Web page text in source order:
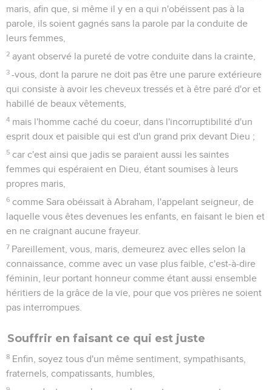
maris, afin que, si même il y en a qui n'obéissent pas à la
parole, ils soient gagnés sans la parole par la conduite de
leurs femmes,
2 ayant observé la pureté de votre conduite dans la crainte,
3 -vous, dont la parure ne doit pas être une parure extérieure
qui consiste à avoir les cheveux tressés et à être paré d'or et
habillé de beaux vêtements,
4 mais l'homme caché du coeur, dans l'incorruptibilité d'un
esprit doux et paisible qui est d'un grand prix devant Dieu ;
5 car c'est ainsi que jadis se paraient aussi les saintes
femmes qui espéraient en Dieu, étant soumises à leurs
propres maris,
6 comme Sara obéissait à Abraham, l'appelant seigneur, de
laquelle vous êtes devenues les enfants, en faisant le bien et
en ne craignant aucune frayeur.
7 Pareillement, vous, maris, demeurez avec elles selon la
connaissance, comme avec un vase plus faible, c'est-à-dire
féminin, leur portant honneur comme étant aussi ensemble
héritiers de la grâce de la vie, pour que vos prières ne soient
pas interrompues.
Souffrir en faisant ce qui est juste
8 Enfin, soyez tous d'un même sentiment, sympathisants,
fraternels, compatissants, humbles,